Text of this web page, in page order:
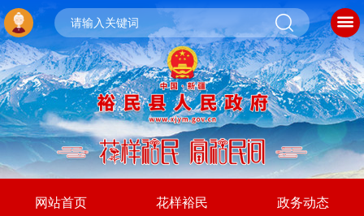
网站首页 花样裕民 政务动态